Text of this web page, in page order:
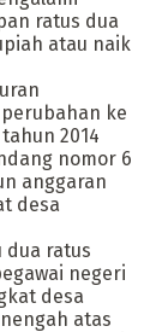
ratus dua
atau naik
ke
2014
nomor 6
anggaran
desa
dua ratus
negeri
desa
atas